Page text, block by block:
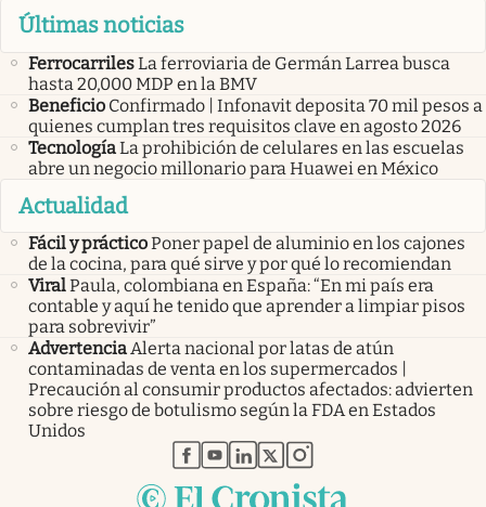
Últimas noticias
FerrocarrilesLa ferroviaria de Germán Larrea busca
hasta 20,000 MDP en la BMV
Beneficio Confirmado | Infonavit deposita 70 mil pesos a
quienes cumplan tres requisitos clave en agosto 2026
TecnologíaLa prohibición de celulares en las escuelas
abre un negocio millonario para Huawei en México
Actualidad
Fácil y prácticoPoner papel de aluminio en los cajones
de la cocina, para qué sirve y por qué lo recomiendan
ViralPaula, colombiana en España: “En mi país era
contable y aquí he tenido que aprender a limpiar pisos
para sobrevivir”
AdvertenciaAlerta nacional por latas de atún
contaminadas de venta en los supermercados |
Precaución al consumir productos afectados: advierten
sobre riesgo de botulismo según la FDA en Estados
Unidos
abre en nueva pestaña
abre en nueva pestaña
abre en nueva pestaña
abre en nueva pestaña
abre en nueva pestaña